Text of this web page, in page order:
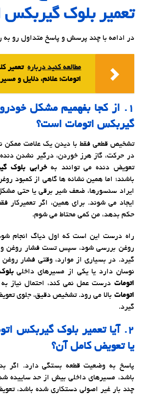
تعمیر بلوک گیربکس
در ادامه با چند پرسش و پاسخ متداول رو به
مطالعه کنید درباره‌ تعمیر
اتومات؛ علائم، دلایل و
۱. از کجا بفهمیم مشکل خودرو واقعا از
گیربکس اتومات است؟
تشخیص قطعی فقط با دیدن یک علامت ممکن
در حرکت، گاز هرز خوردن، درگیر نشدن
تعویض دنده می توانند بهخرابی بلوک
باشند؛ اما همین نشانه ها گاهی از کمبود
ایراد سنسورها، ضعف شیر برقی یا حتی
ایجاد می شوند. برای همین، اگر تعمیرکار
حکم بدهد، من کمی محتاط می شوم.
راه درست این است که اول دیاگ انجام
روغن بررسی شود، سپس تست فشار روغن و
گیرد. در بسیاری از موارد، وقتی فشار
نوسان دارد یا یکی از مسیرهای داخلی
اتومات درست عمل نمی کند، احتمال نیاز
اتومات بالا می رود. تشخیص دقیق، جلوی
گیرد.
۲. آیا تعمیر بلوک گیربکس
یا تعویض کامل آن؟
پاسخ به وضعیت قطعه بستگی دارد. اگر
باشد، مسیرهای داخلی بیش از حد ساییده
چند بار غیر اصولی دستکاری شده باشد،